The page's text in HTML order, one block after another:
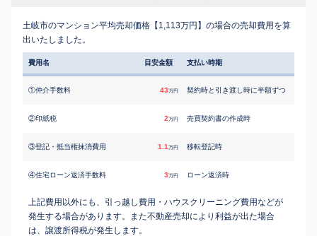
土岐市のマンション平均売却価格【1,113万円】の場合の売却費用を算
出いたしました。
費用名 目安金額 支払い時期
①仲介手数料 43万円 契約時と引き渡し時に半額ずつ
②印紙税 2万円 売買契約書の作成時
③登記・抵当権抹消費用 1.1 万円 移転登記時
④住宅ローン返済手数料 3万円 ローン返済時
上記費用以外にも、引っ越し費用・ハウスクリーニング費用などが
発生する場合があります。また不動産売却により利益が出た場合
は、譲渡所得税が発生します。